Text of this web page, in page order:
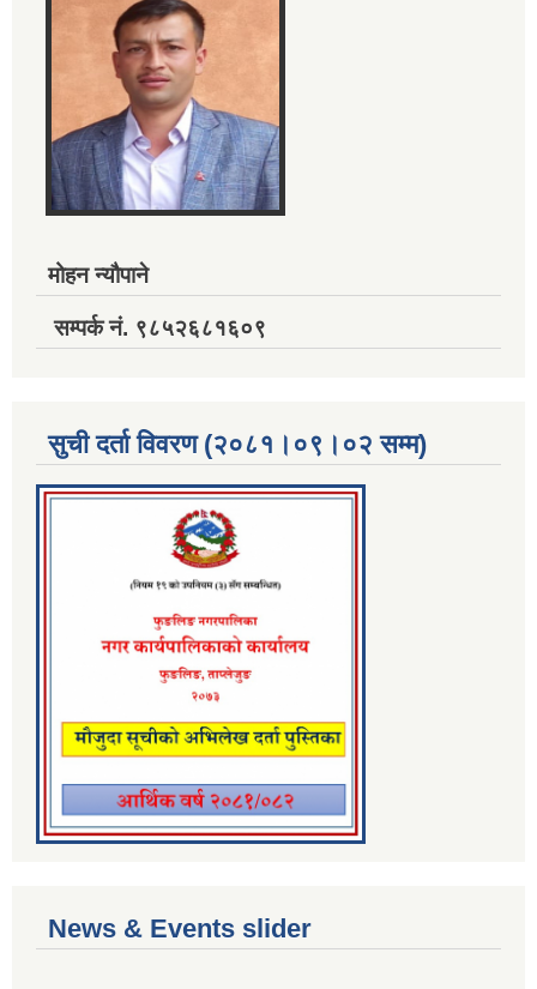
मोहन न्यौपाने
सम्पर्क नं. ९८५२६८१६०९
सुची दर्ता विवरण (२०८१।०९।०२ सम्म)
News & Events slider